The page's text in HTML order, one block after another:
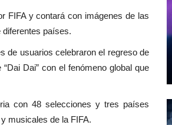
FIFA y contará con imágenes de las
países.
de usuarios celebraron el regreso de
Dai” con el fenómeno global que
con 48 selecciones y tres países
musicales de la FIFA.